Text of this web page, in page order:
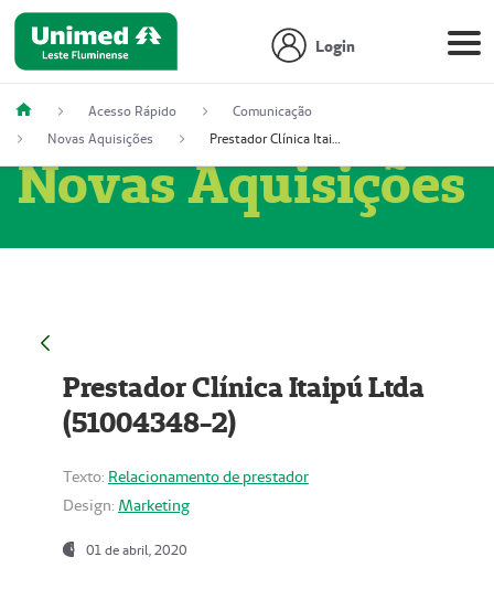
Login
Acesso Rápido
Comunicação
Novas Aquisições
Prestador Clínica Itaipú Ltda (51004348-2)
Novas Aquisições
Prestador Clínica Itaipú Ltda
(51004348-2)
Texto: Relacionamento de prestador
Design: Marketing
01 de abril, 2020